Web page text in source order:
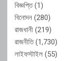
বিজ্ঞপ্তি(1)
বিনোদন (280)
রাজধানী (219)
রাজনীতি(1,730)
লাইফস্টাইল (55)